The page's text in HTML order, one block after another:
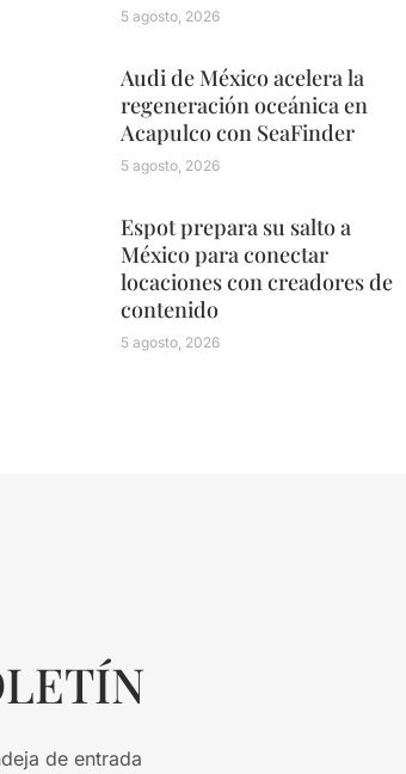
5 agosto, 2026
Audi de México acelera la
regeneración oceánica en
Acapulco con SeaFinder
5 agosto, 2026
Espot prepara su salto a
México para conectar
locaciones con creadores de
contenido
5 agosto, 2026
de entrada